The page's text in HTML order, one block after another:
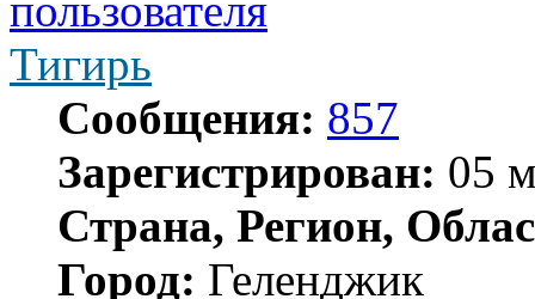
Тигирь
Сообщения: 857
Зарегистрирован: 05
Страна, Регион,
Город: Геленджик